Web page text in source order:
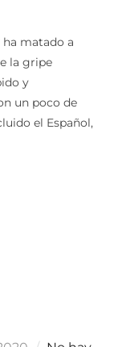
matado a
la gripe
y
un poco de
el Español,